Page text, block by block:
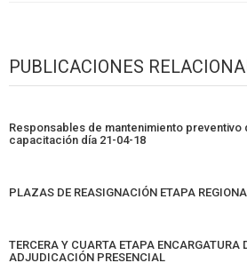
PUBLICACIONES
Responsables de mantenimiento
capacitación día 21-04-18
PLAZAS DE REASIGNACIÓN ETAPA
TERCERA Y CUARTA ETAPA ENCARGATURA
ADJUDICACIÓN PRESENCIAL